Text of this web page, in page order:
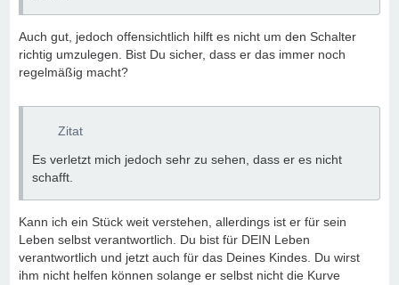
Auch gut, jedoch offensichtlich hilft es nicht um den Schalter
richtig umzulegen. Bist Du sicher, dass er das immer noch
regelmäßig macht?
Zitat
Es verletzt mich jedoch sehr zu sehen, dass er es nicht
schafft.
Kann ich ein Stück weit verstehen, allerdings ist er für sein
Leben selbst verantwortlich. Du bist für DEIN Leben
verantwortlich und jetzt auch für das Deines Kindes. Du wirst
ihm nicht helfen können solange er selbst nicht die Kurve